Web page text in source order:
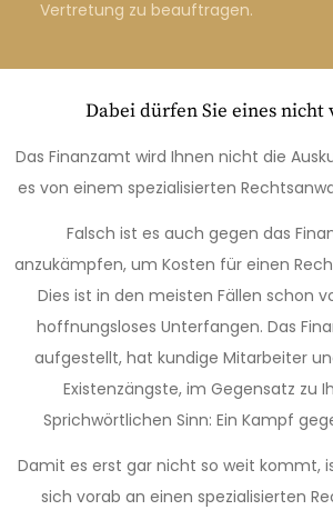
Vertretung zu beauftragen.
Dabei dürfen Sie eines nicht
Das Finanzamt wird Ihnen nicht die
es von einem spezialisierten
Falsch ist es auch gegen das
anzukämpfen, um Kosten für einen
Dies ist in den meisten Fällen schon
hoffnungsloses Unterfangen. Das
aufgestellt, hat kundige Mitarbeiter
Existenzängste, im Gegensatz zu
Sprichwörtlichen Sinn: Ein Kampf
Damit es erst gar nicht so weit kommt,
sich vorab an einen spezialisierten